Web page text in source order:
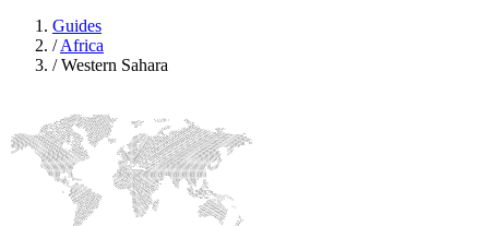
Guides
/Africa
/Western Sahara